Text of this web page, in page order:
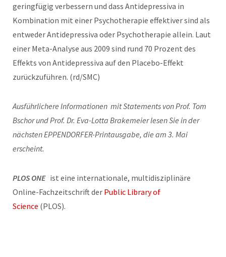
geringfügig verbessern und dass Antidepressiva in
Kombination mit einer Psychotherapie effektiver sind als
entweder Antidepressiva oder Psychotherapie allein. Laut
einer Meta-Analyse aus 2009 sind rund 70 Prozent des
Effekts von Antidepressiva auf den Placebo-Effekt
zurückzuführen. (rd/SMC)
Ausführlichere Informationen mit Statements von Prof. Tom
Bschor und Prof. Dr. Eva-Lotta Brakemeier lesen Sie in der
nächsten EPPENDORFER-Printausgabe, die am 3. Mai
erscheint.
PLOS ONEist eine internationale, multidisziplinäre
Online-Fachzeitschrift der Public Library of
Science (PLOS).